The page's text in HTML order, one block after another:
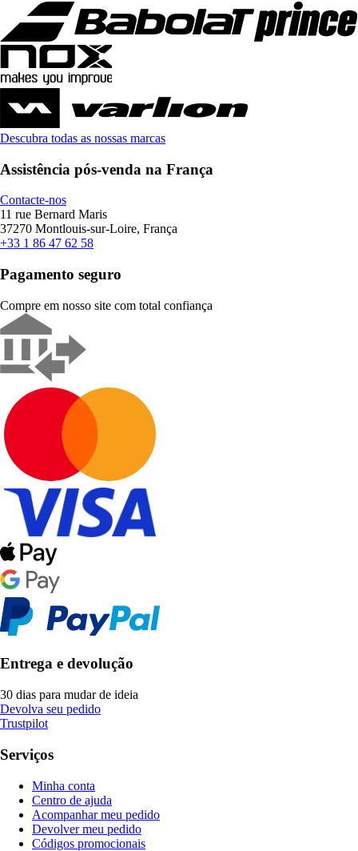
Descubra todas as nossas marcas
Assistência pós-venda na França
Contacte-nos
11 rue Bernard Maris
37270 Montlouis-sur-Loire, França
+33 1 86 47 62 58
Pagamento seguro
Compre em nosso site com total confiança
Entrega e devolução
30 dias para mudar de ideia
Devolva seu pedido
Trustpilot
Serviços
Minha conta
Centro de ajuda
Acompanhar meu pedido
Devolver meu pedido
Códigos promocionais